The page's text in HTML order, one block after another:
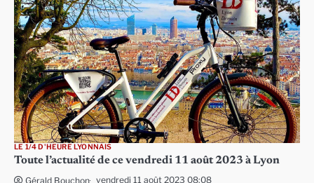
LE 1/4 D'HEURE LYONNAIS
Toute l’actualité de ce vendredi 11 août 2023 à Lyon
Gérald Bouchon vendredi 11 août 2023 08:08